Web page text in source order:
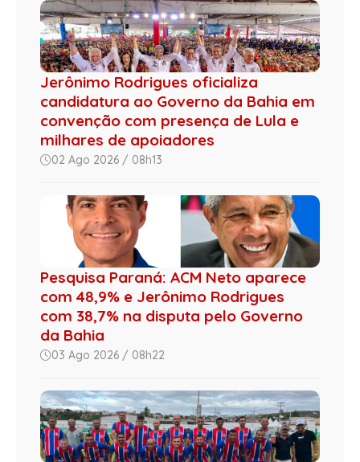
Jerônimo Rodrigues oficializa
candidatura ao Governo da Bahia em
convenção com presença de Lula e
milhares de apoiadores
02 Ago 2026 / 08h13
Pesquisa Paraná: ACM Neto aparece
com 48,9% e Jerônimo Rodrigues
com 38,7% na disputa pelo Governo
da Bahia
03 Ago 2026 / 08h22